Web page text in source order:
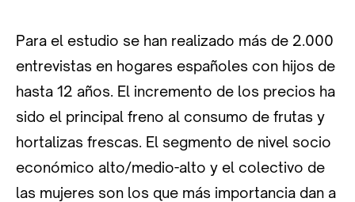
Para el estudio se han realizado más de 2.000
entrevistas en hogares españoles con hijos de
hasta 12 años. El incremento de los precios ha
sido el principal freno al consumo de frutas y
hortalizas frescas. El segmento de nivel socio
económico alto/medio-alto y el colectivo de
las mujeres son los que más importancia dan a